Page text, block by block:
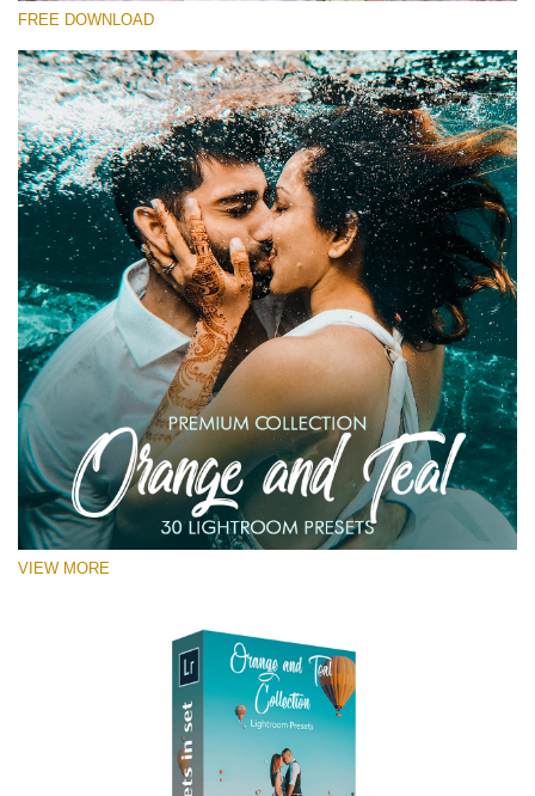
(2067 Lr Presets)
Free download
FREE DOWNLOAD
VIEW MORE